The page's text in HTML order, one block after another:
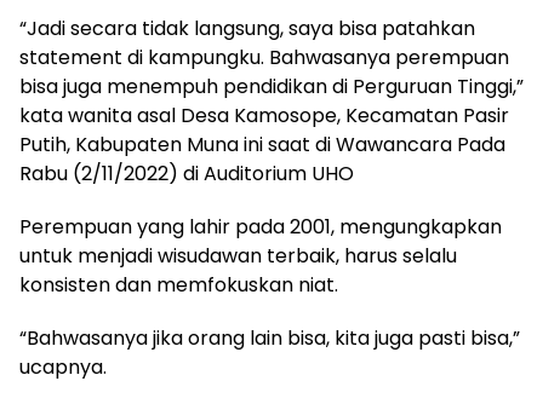
“Jadi secara tidak langsung, saya bisa patahkan
statement di kampungku. Bahwasanya perempuan
bisa juga menempuh pendidikan di Perguruan Tinggi,”
kata wanita asal Desa Kamosope, Kecamatan Pasir
Putih, Kabupaten Muna ini saat di Wawancara Pada
Rabu (2/11/2022) di Auditorium UHO
Perempuan yang lahir pada 2001, mengungkapkan
untuk menjadi wisudawan terbaik, harus selalu
konsisten dan memfokuskan niat.
“Bahwasanya jika orang lain bisa, kita juga pasti bisa,”
ucapnya.